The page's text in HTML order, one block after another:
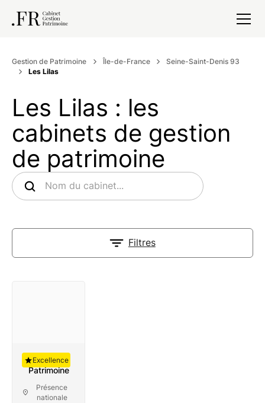
Gestion de Patrimoine Île-de-France
Seine-Saint-Denis 93
Les Lilas
Les Lilas : les
cabinets de gestion
de patrimoine
Filtres
Auguste
Patrimoine
Présence
nationale
Excellence